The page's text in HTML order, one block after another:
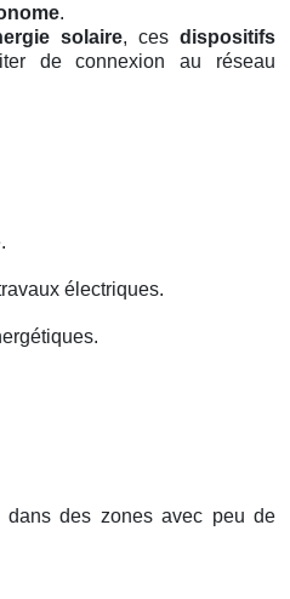
.
solaire, cesdispositifs
de connexion au réseau
électriques.
dans des zones avec peu de